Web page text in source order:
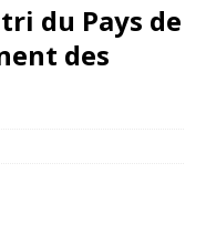
du Pays de
des